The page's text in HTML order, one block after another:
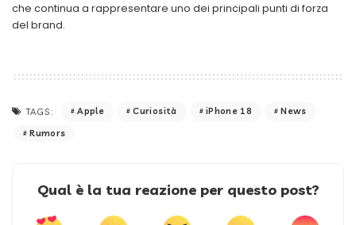
che continua a rappresentare uno dei principali punti di forza
del brand.
TAGS: Apple Curiosità iPhone 18
News
Rumors
Qual è la tua reazione per questo post?